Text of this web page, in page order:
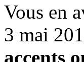
Vous en
3 mai
accents